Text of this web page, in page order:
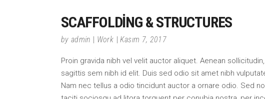
SCAFFOLDING & STRUCTURES
by admin Work Kasım 7, 2017
Proin gravida nibh vel velit auctor aliquet. Aenean
sagittis sem nibh id elit. Duis sed odio sit amet nibh
Nam nec tellus a odio tincidunt auctor a ornare odio. Sed